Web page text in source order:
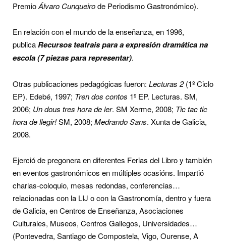
PremioÁlvaro Cunqueirode Periodismo Gastronómico).
En relación con el mundo de la enseñanza, en 1996,
publicaRecursos teatrais para a expresión dramática na
escola (7 piezas para representar).
Otras publicaciones pedagógicas fueron: Lecturas 2(1º Ciclo
EP). Edebé, 1997; Tren dos contos 1º EP. Lecturas. SM,
2006; Un dous tres hora de ler. SM Xerme, 2008; Tic tac tic
hora de llegir!SM, 2008; Medrando Sans. Xunta de Galicia,
2008.
Ejerció de pregonera en diferentes Ferias del Libro y también
en eventos gastronómicos en múltiples ocasións. Impartió
charlas-coloquio, mesas redondas, conferencias…
relacionadas con la LIJ o con la Gastronomía, dentro y fuera
de Galicia, en Centros de Enseñanza, Asociaciones
Culturales, Museos, Centros Gallegos, Universidades…
(Pontevedra, Santiago de Compostela, Vigo, Ourense, A